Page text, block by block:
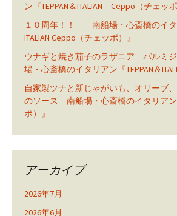
ン『TEPPAN＆ITALIAN Ceppo（チェッポ
１０周年！！ 南船場・心斎橋のイタ
ITALIAN Ceppo（チェッポ）』
ウナギと焼き茄子のラザニア パルミ
場・心斎橋のイタリアン『TEPPAN＆
自家製ツナと新じゃがいも、オリーブ
のソース 南船場・心斎橋のイタリア
ポ）』
アーカイブ
2026年7月
2026年6月